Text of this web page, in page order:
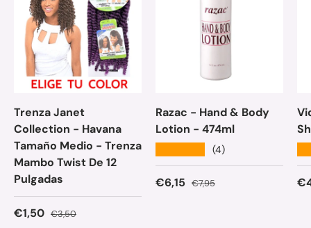
Trenza Janet
Collection - Havana
Tamaño Medio - Trenza
Mambo Twist De 12
Pulgadas
Precio de venta
€1,50 Precio normal
€3,50
Razac - Hand & Body
Lotion - 474ml
(4)
Precio de venta
€6,15 Precio normal
€7,95